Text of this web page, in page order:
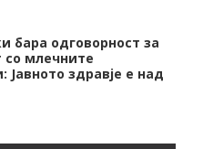
бара одговорност за
со млечните
Јавното здравје е над